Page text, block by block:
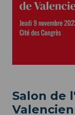
Salon de